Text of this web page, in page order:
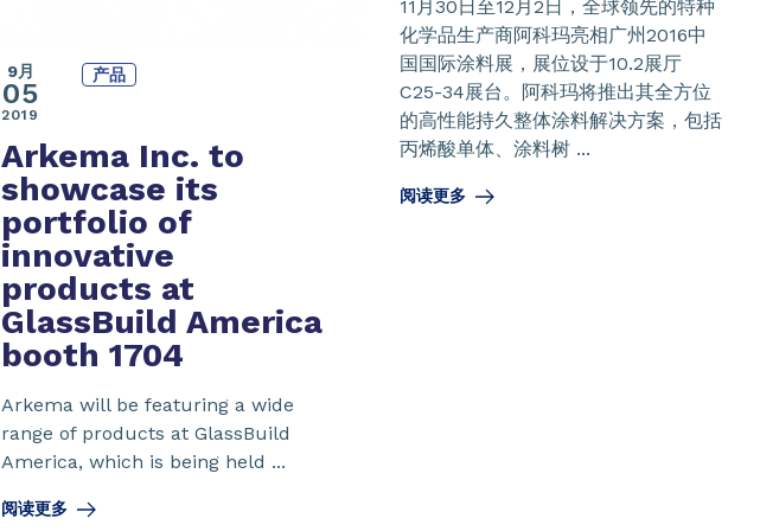
9月
05
2019
产品
Arkema Inc. to
showcase its
portfolio of
innovative
products at
GlassBuild America
booth 1704
Arkema will be featuring a wide
range of products at GlassBuild
America, which is being held ...
阅读更多
11月30日至12月2日，全球领先的特种
化学品生产商阿科玛亮相广州2016中
国国际涂料展，展位设于10.2展厅
C25-34展台。阿科玛将推出其全方位
的高性能持久整体涂料解决方案，包括
丙烯酸单体、涂料树 ...
阅读更多